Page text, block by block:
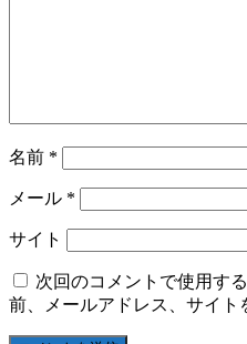
名前 *
メール *
サイト
次回のコメントで使用す
前、メールアドレス、サイト